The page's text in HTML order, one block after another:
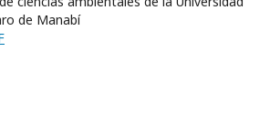
de Manabí